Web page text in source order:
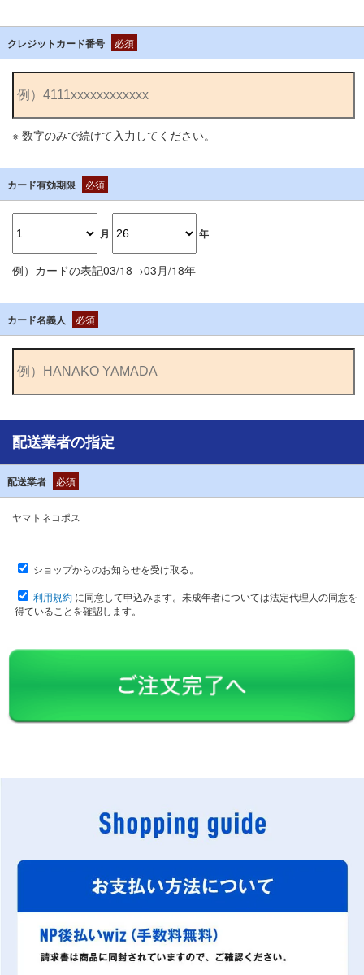
クレジットカード番号 必須
※ 数字のみで続けて入力してください。
カード有効期限 必須
月 年
例）カードの表記03/18→03月/18年
カード名義人 必須
配送業者の指定
配送業者 必須
ヤマトネコポス
ショップからのお知らせを受け取る。
利用規約に同意して申込みます。未成年者については法定代理人の同意を
得ていることを確認します。